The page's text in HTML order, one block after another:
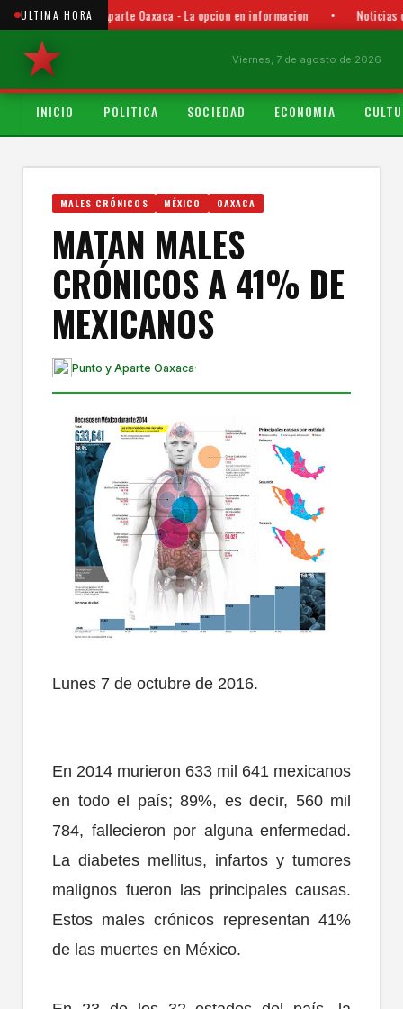
ULTIMA HORAPunto y Aparte Oaxaca - La opcion en informacion • Noticias
Viernes, 7 de agosto de 2026
INICIO POLITICA SOCIEDAD ECONOMIA
MALES CRÓNICOS MÉXICO OAXACA
MATAN MALES
CRÓNICOS A 41% DE
MEXICANOS
Punto y Aparte Oaxaca·
Lunes 7 de octubre de 2016.
En 2014 murieron 633 mil 641 mexicanos
en todo el país; 89%, es decir, 560 mil
784, fallecieron por alguna enfermedad.
La diabetes mellitus, infartos y tumores
malignos fueron las principales causas.
Estos males crónicos representan 41%
de las muertes en México.